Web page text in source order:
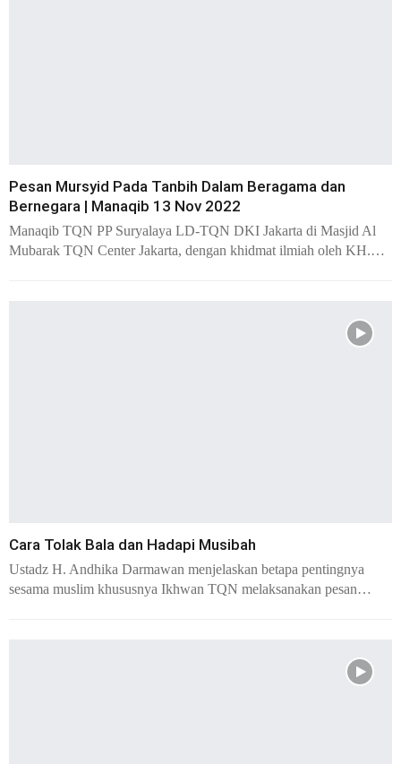
Pesan Mursyid Pada Tanbih Dalam Beragama dan
Bernegara | Manaqib 13 Nov 2022
Manaqib TQN PP Suryalaya LD-TQN DKI Jakarta di Masjid Al
Mubarak TQN Center Jakarta, dengan khidmat ilmiah oleh KH.…
Cara Tolak Bala dan Hadapi Musibah
Ustadz H. Andhika Darmawan menjelaskan betapa pentingnya
sesama muslim khususnya Ikhwan TQN melaksanakan pesan…